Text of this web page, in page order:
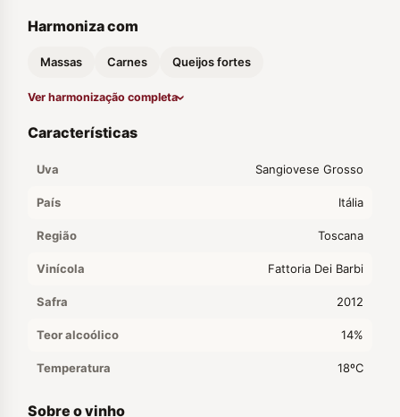
Harmoniza com
Massas Carnes Queijos fortes
Ver harmonização completa
Características
Uva Sangiovese Grosso
País Itália
Região Toscana
Vinícola Fattoria Dei Barbi
Safra 2012
Teor alcoólico 14%
Temperatura 18ºC
Sobre o vinho